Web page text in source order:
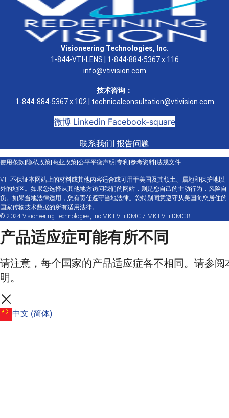
Visioneering Technologies, Inc.
1-844-VTI-LENS | 1-844-884-5367 x 116
info@vtivision.com
技术咨询：
1-844-884-5367 x 102 | technicalconsultation@vtivision.com
微博 Linkedin Facebook-square
联系我们| 报告问题
使用条款 隐私政策 商业政策 公平平衡声明 专利 参考资料 法规文件
VTI 不保证本网站上的材料或其他内容适合或可用于美国及其领土、属地和保护地以
外的地区。如果您选择从其他地方访问我们的网站，则是您自己的主动行为，风险自
负。如果当地法律适用，您有责任遵守当地法律。您特别同意遵守从美国向您居住的
国家传输技术数据的所有适用法律。
© 2024 Visioneering Technologies, Inc.MKT-VTi-DMC 7 MKT-VTi-DMC 8
产品适应症可能有所不同
请注意，每个国家的产品适应症各不相同。请参
明。
中文 (简体)